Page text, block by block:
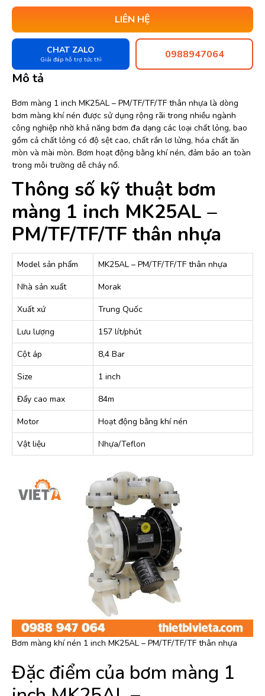
LIÊN HỆ
CHAT ZALO
Giải đáp hỗ trợ tức thì 0988947064
Mô tả
Bơm màng 1 inch MK25AL – PM/TF/TF/TF thân nhựa là dòng
bơm màng khí nén được sử dụng rộng rãi trong nhiều ngành
công nghiệp nhờ khả năng bơm đa dạng các loại chất lỏng, bao
gồm cả chất lỏng có độ sệt cao, chất rắn lơ lửng, hóa chất ăn
mòn và mài mòn. Bơm hoạt động bằng khí nén, đảm bảo an toàn
trong môi trường dễ cháy nổ.
Thông số kỹ thuật bơm
màng 1 inch MK25AL –
PM/TF/TF/TF thân nhựa
Model sản phẩm
MK25AL – PM/TF/TF/TF thân nhựa
Nhà sản xuất
Morak
Xuất xứ
Trung Quốc
Lưu lượng
157 lít/phút
Cột áp
8,4 Bar
Size
1 inch
Đẩy cao max
84m
Motor
Hoạt động bằng khí nén
Vật liệu
Nhựa/Teflon
Bơm màng khí nén 1 inch MK25AL – PM/TF/TF/TF thân nhựa
Đặc điểm của bơm màng 1